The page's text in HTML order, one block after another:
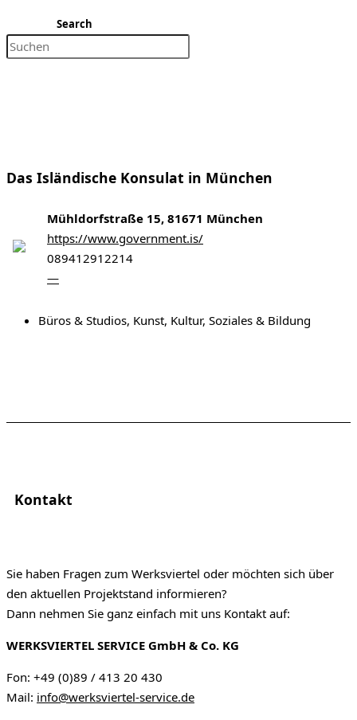
Search
Das Isländische Konsulat in München
Mühldorfstraße 15, 81671 München
https://www.government.is/
089412912214
—
Büros & Studios, Kunst, Kultur, Soziales & Bildung
Kontakt
Sie haben Fragen zum Werksviertel oder möchten sich über
den aktuellen Projektstand informieren?
Dann nehmen Sie ganz einfach mit uns Kontakt auf:
WERKSVIERTEL SERVICE GmbH & Co. KG
Fon: +49 (0)89 / 413 20 430
Mail: info@werksviertel-service.de